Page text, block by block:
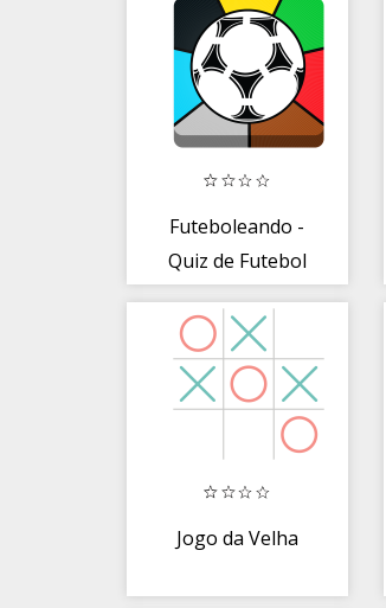
Futeboleando -
Quiz de Futebol
Jogo da Velha